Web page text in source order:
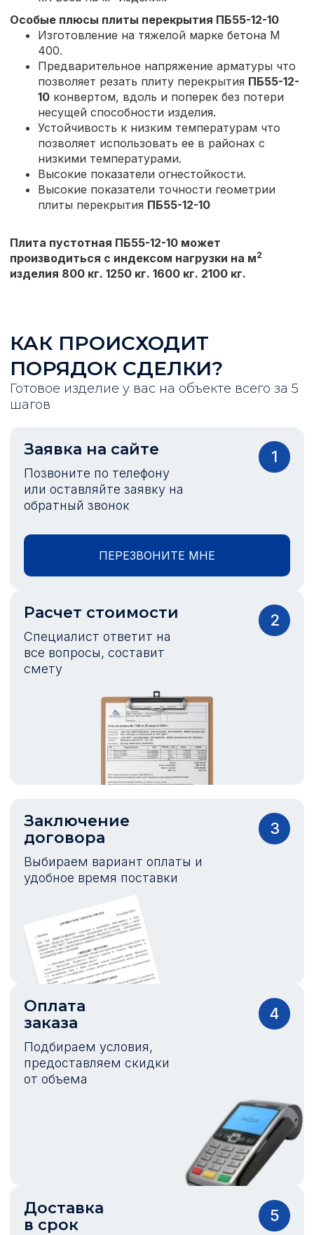
Особые плюсы плиты перекрытия ПБ55-12-10
Изготовление на тяжелой марке бетона М
400.
Предварительное напряжение арматуры что
позволяет резать плиту перекрытия ПБ55-12-
10 конвертом, вдоль и поперек без потери
несущей способности изделия.
Устойчивость к низким температурам что
позволяет использовать ее в районах с
низкими температурами.
Высокие показатели огнестойкости.
Высокие показатели точности геометрии
плиты перекрытия ПБ55-12-10
Плита пустотная ПБ55-12-10 может
производиться с индексом нагрузки на м2
изделия 800 кг. 1250 кг. 1600 кг. 2100 кг.
КАК ПРОИСХОДИТ
ПОРЯДОК СДЕЛКИ?
Готовое изделие у вас на объекте всего за 5
шагов
Заявка на сайте
Позвоните по телефону
или оставляйте заявку на
обратный звонок
1
ПЕРЕЗВОНИТЕ МНЕ
Расчет стоимости
Специалист ответит на
все вопросы, составит
смету
2
Заключение
договора
Выбираем вариант оплаты и
удобное время поставки
3
Оплата
заказа
Подбираем условия,
предоставляем скидки
от объема
4
Доставка
в срок
5